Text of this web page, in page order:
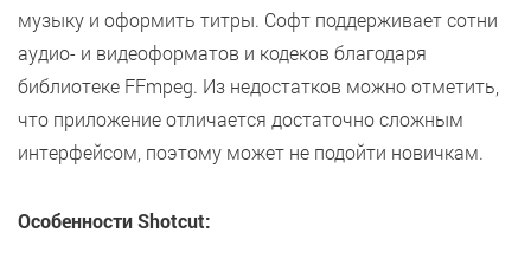
музыку и оформить титры. Софт поддерживает сотни
аудио- и видеоформатов и кодеков благодаря
библиотеке FFmpeg. Из недостатков можно отметить,
что приложение отличается достаточно сложным
интерфейсом, поэтому может не подойти новичкам.
Особенности Shotcut: